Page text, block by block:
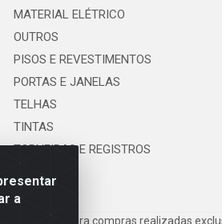
a
MATERIAL ELÉTRICO
OUTROS
PISOS E REVESTIMENTOS
PORTAS E JANELAS
TELHAS
TINTAS
TORNEIRAS E REGISTROS
válidos para compras realizadas